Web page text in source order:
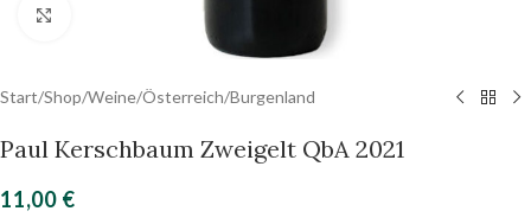
Start/Shop/Weine/Österreich/Burgenland
Paul Kerschbaum Zweigelt QbA 2021
11,00 €